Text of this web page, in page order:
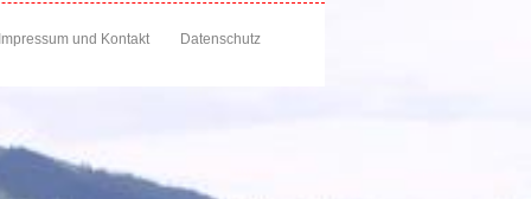
und Kontakt Datenschutz